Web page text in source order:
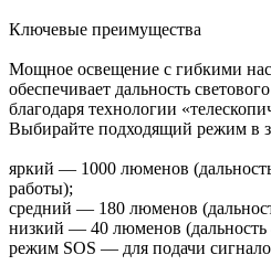
Ключевые преимущества
Мощное освещение с гибкими
обеспечивает дальность
благодаря технологии
Выбирайте подходящий режим в
яркий — 1000 люменов
работы);
средний — 180 люменов
низкий — 40 люменов (дальность
режим SOS — для подачи